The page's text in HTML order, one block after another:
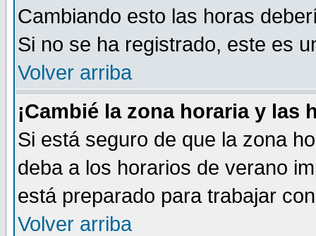
Cambiando esto las horas
Si no se ha registrado, este es
Volver arriba
¡Cambié la zona horaria y
Si está seguro de que la zona
deba a los horarios de verano
está preparado para trabajar
Volver arriba